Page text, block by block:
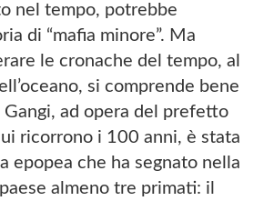
nel tempo, potrebbe
di “mafia minore”. Ma
le cronache del tempo, al
si comprende bene
Gangi, ad opera del prefetto
ricorrono i 100 anni, è stata
epopea che ha segnato nella
almeno tre primati: il